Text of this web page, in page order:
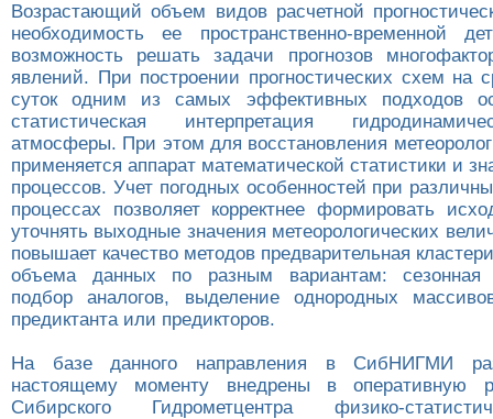
Возрастающий объем видов расчетной
необходимость ее пространственно-временной
возможность решать задачи прогнозов
явлений. При построении прогностических схем на
суток одним из самых эффективных подходов
статистическая интерпретация
атмосферы. При этом для восстановления
применяется аппарат математической статистики и
процессов. Учет погодных особенностей при
процессах позволяет корректнее формировать
уточнять выходные значения метеорологических
повышает качество методов предварительная
объема данных по разным вариантам: сезонная
подбор аналогов, выделение однородных
предиктанта или предикторов.
На базе данного направления в СибНИГМИ
настоящему моменту внедрены в оперативную
Сибирского Гидрометцентра физико-